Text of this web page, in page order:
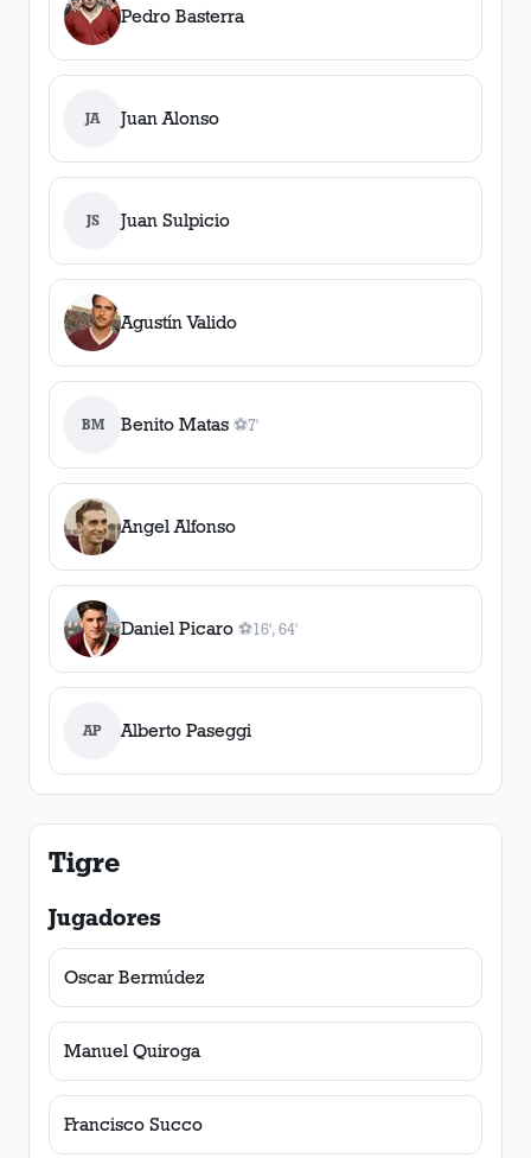
Pedro Basterra
JA Juan Alonso
JS Juan Sulpicio
Agustín Valido
BM Benito Matas ⚽
1gol
7'
Angel Alfonso
Daniel Picaro ⚽
2goles, 16', 64'
16', 64'
AP Alberto Paseggi
Tigre
Jugadores
Oscar Bermúdez
Manuel Quiroga
Francisco Succo